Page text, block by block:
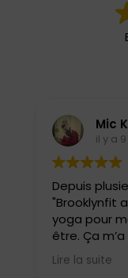
Mic
il y a
Depuis
"Brooklynfit
yoga pour
être. Ça
dans ma
également
Lire la suite